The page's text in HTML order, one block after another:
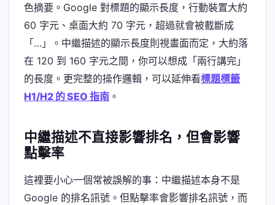
色摘要。Google 對標題的顯示長度，行動裝置大約
60 字元、桌面大約 70 字元，超過就會被截斷成
「…」。中繼描述的顯示長度則視畫面而定，大約落
在 120 到 160 字元之間，你可以想成「兩行講完」
的長度。更完整的操作邏輯，可以延伸看標題標籤
H1/H2 的 SEO 指南 。
中繼描述不直接影響排名，但會影響
點擊率
這裡要小心一個常被誤解的事：中繼描述本身不是
Google 的排名訊號。但點擊率會影響排名訊號，而